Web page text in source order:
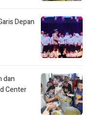
Depan
dan
Center